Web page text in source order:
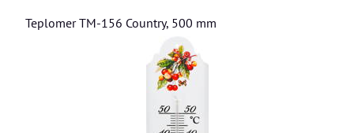
Teplomer TM-156 Country, 500 mm